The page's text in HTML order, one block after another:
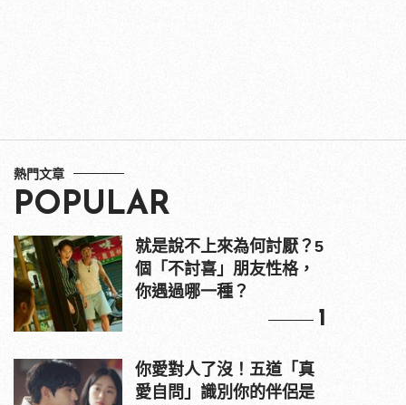
熱門文章
POPULAR
就是說不上來為何討厭？5
個「不討喜」朋友性格，
你遇過哪一種？
1
你愛對人了沒！五道「真
愛自問」識別你的伴侶是